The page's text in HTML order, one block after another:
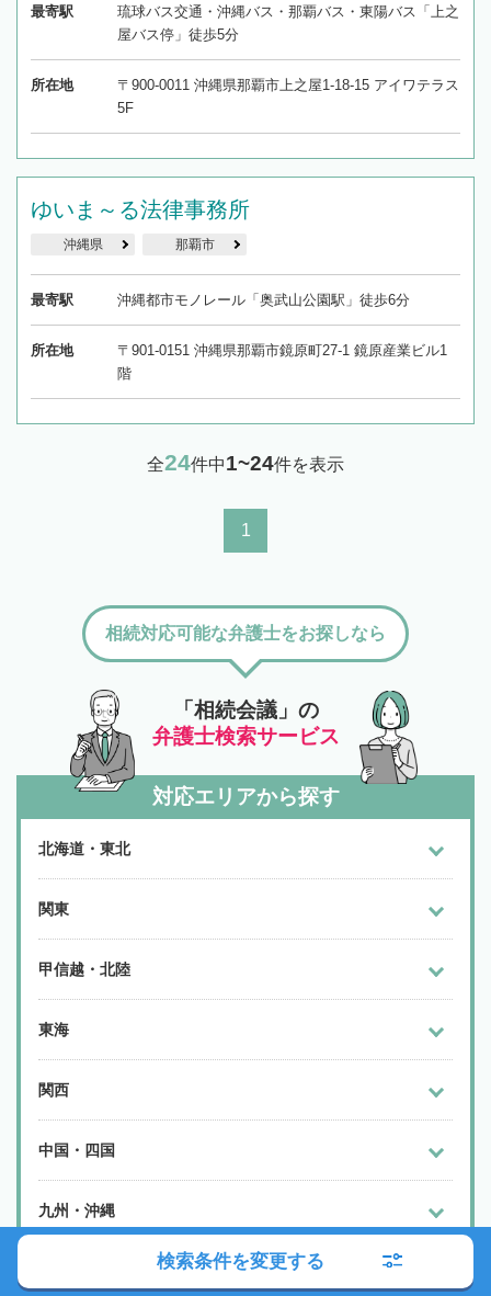
最寄駅
琉球バス交通・沖縄バス・那覇バス・東陽バス「上之
屋バス停」徒歩5分
所在地
〒900-0011 沖縄県那覇市上之屋1-18-15 アイワテラス
5F
ゆいま～る法律事務所
沖縄県 那覇市
最寄駅 沖縄都市モノレール「奥武山公園駅」徒歩6分
所在地
〒901-0151 沖縄県那覇市鏡原町27-1 鏡原産業ビル1
階
全24件中1~24件を表示
1
「相続会議」の
弁護士検索サービス
相続対応可能な弁護士をお探しなら
対応エリアから探す
北海道・東北
関東
甲信越・北陸
東海
関西
中国・四国
九州・沖縄
よく検索されるエリア
検索条件を変更する